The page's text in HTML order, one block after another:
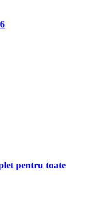
pentru toate